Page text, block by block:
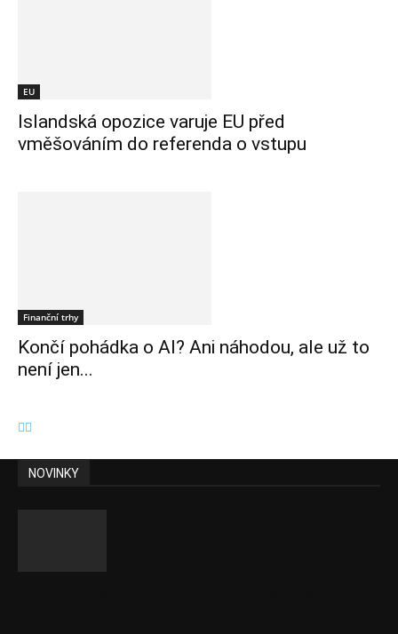
EU
Islandská opozice varuje EU před
vměšováním do referenda o vstupu
Finanční trhy
Končí pohádka o AI? Ani náhodou, ale už to
není jen...
NOVINKY